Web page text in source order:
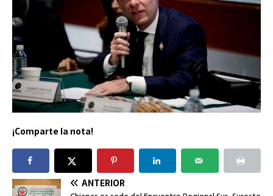
¡Comparte la nota!
ANTERIOR